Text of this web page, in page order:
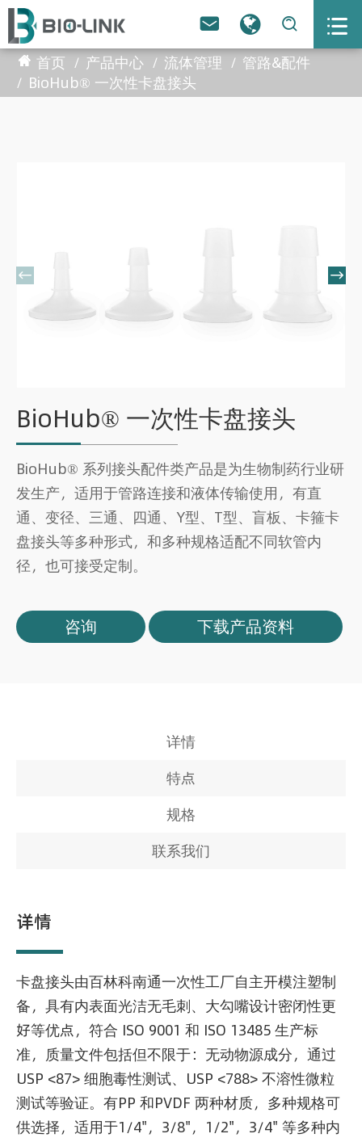
  
首页 产品中心 流体管理
管路&配件
BioHub® 一次性卡盘接头
 
BioHub® 一次性卡盘接头
BioHub® 系列接头配件类产品是为生物制药行业研
发生产，适用于管路连接和液体传输使用，有直
通、变径、三通、四通、Y型、T型、盲板、卡箍卡
盘接头等多种形式，和多种规格适配不同软管内
径，也可接受定制。
咨询 下载产品资料
详情
特点
规格
联系我们
详情
卡盘接头由百林科南通一次性工厂自主开模注塑制
备，具有内表面光洁无毛刺、大勾嘴设计密闭性更
好等优点，符合 ISO 9001 和 ISO 13485 生产标
准，质量文件包括但不限于：无动物源成分，通过
USP <87> 细胞毒性测试、USP <788> 不溶性微粒
测试等验证。有PP 和PVDF 两种材质，多种规格可
供选择，适用于1/4"，3/8"，1/2"，3/4" 等多种内